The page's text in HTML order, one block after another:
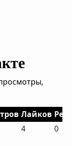
Лайков
4 0